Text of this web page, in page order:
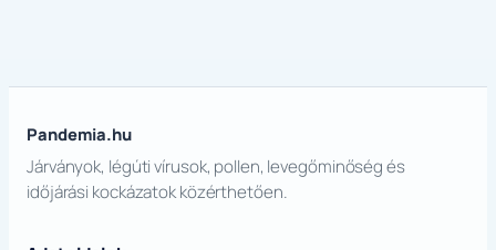
Pandemia.hu
Járványok, légúti vírusok, pollen, levegőminőség és
időjárási kockázatok közérthetően.